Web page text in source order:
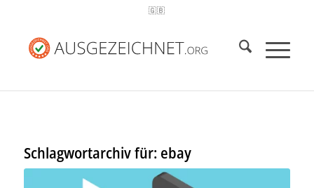
🇬🇧
Schlagwortarchiv für: ebay